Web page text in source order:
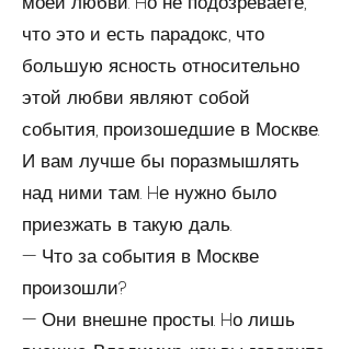
что это и есть парадокс, что
большую ясность относительно
этой любви являют собой
события, произошедшие в Москве.
И вам лучше бы поразмышлять
над ними там. Hе нужно было
приезжать в такую даль.
— Что за события в Москве
произошли?
— Они внешне просты. Hо лишь